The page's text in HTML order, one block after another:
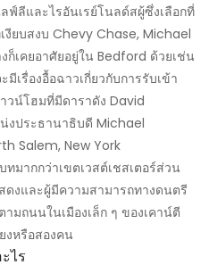
ฟ์ลีและไรอันเรย์โนลด์สผู้ซึ่งเลือกที่
งียบสงบ Chevy Chase, Michael
เคยอาศัยอยู่ใน Bedford ด้วยเช่น
รื่องอื้อฉาวเกี่ยวกับการรับเข้า
วน์โฮมที่มีดาราดัง David
ประธานาธิบดี Michael
Salem, New York
มากกว่าเขตเวสต์เชสเตอร์ส่วน
งและผู้มีความสามารถทางดนตรี
มถนนในเมืองเล็ก ๆ ของเคาน์ตี
งหรือสองคน
ไร